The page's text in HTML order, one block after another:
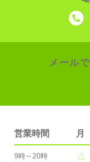
メール
営業時間 月
9時～20時 △